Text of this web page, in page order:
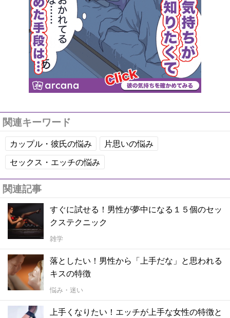
関連キーワード
カップル・彼氏の悩み
片思いの悩み
セックス・エッチの悩み
関連記事
すぐに試せる！男性が夢中になる１５個のセッ
クステクニック
雑学
落としたい！男性から「上手だな」と思われる
キスの特徴
悩み・迷い
上手くなりたい！エッチが上手な女性の特徴と